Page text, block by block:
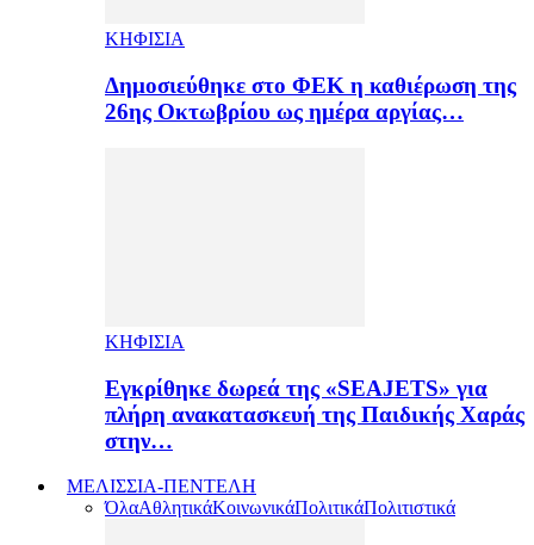
ΚΗΦΙΣΙΑ
Δημοσιεύθηκε στο ΦΕΚ η καθιέρωση της
26ης Οκτωβρίου ως ημέρα αργίας…
ΚΗΦΙΣΙΑ
Εγκρίθηκε δωρεά της «SEAJETS» για
πλήρη ανακατασκευή της Παιδικής Χαράς
στην…
ΜΕΛΙΣΣΙΑ-ΠΕΝΤΕΛΗ
ΌλαΑθλητικάΚοινωνικάΠολιτικάΠολιτιστικά